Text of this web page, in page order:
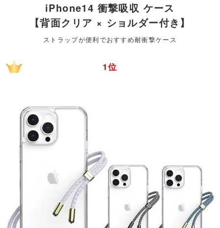
iPhone14 衝撃吸収 ケース
【背面クリア × ショルダー付き】
ストラップが便利でおすすめ耐衝撃ケース
1位